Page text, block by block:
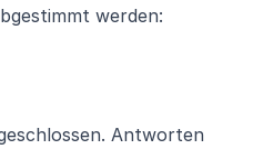
werden:
Antworten